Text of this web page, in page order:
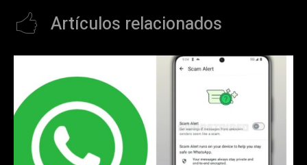
Artículos relacionados